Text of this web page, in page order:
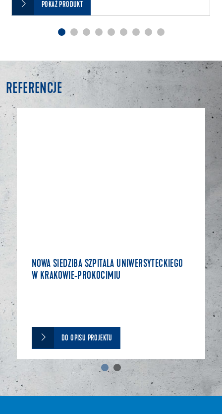
POKAŻ PRODUKT
REFERENCJE
NOWA SIEDZIBA SZPITALA UNIWERSYTECKIEGO
W KRAKOWIE-PROKOCIMIU
DO OPISU PROJEKTU